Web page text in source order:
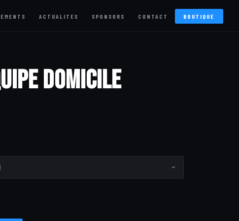
ACTUALITES SPONSORS CONTACT BOUTIQUE
Domicile